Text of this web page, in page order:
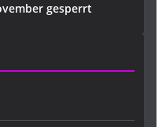
gesperrt